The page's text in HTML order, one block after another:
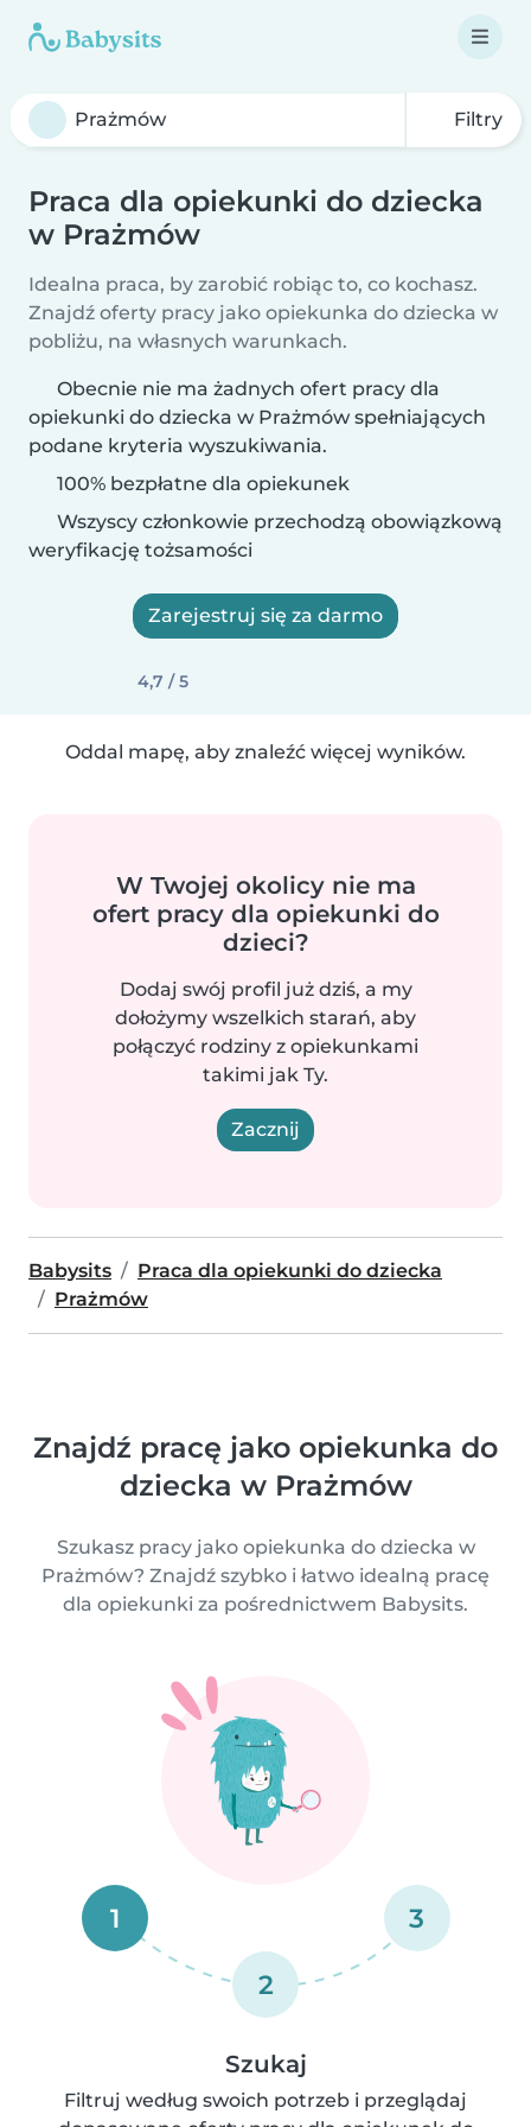
Filtry
Praca dla opiekunki do dziecka
w Prażmów
Idealna praca, by zarobić robiąc to, co kochasz.
Znajdź oferty pracy jako opiekunka do dziecka w
pobliżu, na własnych warunkach.
Obecnie nie ma żadnych ofert pracy dla
opiekunki do dziecka w Prażmów spełniających
podane kryteria wyszukiwania.
100% bezpłatne dla opiekunek
Wszyscy członkowie przechodzą obowiązkową
weryfikację tożsamości
Zarejestruj się za darmo
4,7 / 5
Oddal mapę, aby znaleźć więcej wyników.
W Twojej okolicy nie ma
ofert pracy dla opiekunki do
dzieci?
Dodaj swój profil już dziś, a my
dołożymy wszelkich starań, aby
połączyć rodziny z opiekunkami
takimi jak Ty.
Zacznij
Babysits
Praca dla opiekunki do dziecka
Prażmów
Znajdź pracę jako opiekunka do
dziecka w Prażmów
Szukasz pracy jako opiekunka do dziecka w
Prażmów? Znajdź szybko i łatwo idealną pracę
dla opiekunki za pośrednictwem Babysits.
1
2
3
Szukaj
Filtruj według swoich potrzeb i przeglądaj